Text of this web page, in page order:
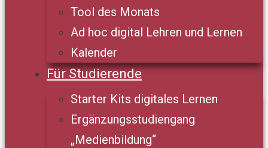
Tool des Monats
Ad hoc digital Lehren und Lernen
Kalender
Für Studierende
Starter Kits digitales Lernen
Ergänzungsstudiengang
„Medienbildung“